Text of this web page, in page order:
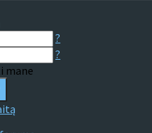
?
?
mane